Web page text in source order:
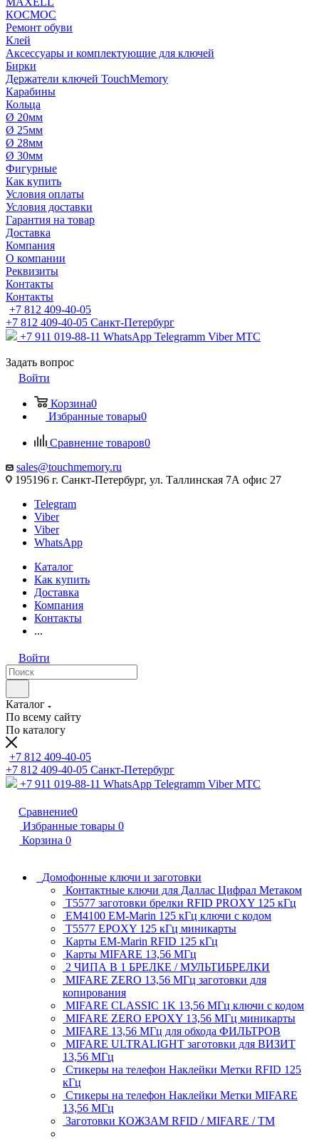
КОСМОС
Ремонт обуви
Клей
Аксессуары и комплектующие для ключей
Бирки
Держатели ключей TouchMemory
Карабины
Кольца
Ø 20мм
Ø 25мм
Ø 28мм
Ø 30мм
Фигурные
Как купить
Условия оплаты
Условия доставки
Гарантия на товар
Доставка
Компания
О компании
Реквизиты
Контакты
Контакты
+7 812 409-40-05
+7 812 409-40-05 Санĸт-Петербург
+7 911 019-88-11 WhatsApp Telegramm Viber МТС
Задать вопрос
Войти
Корзина0
Избранные товары0
Сравнение товаров0
sales@touchmemory.ru
195196 г. Санкт-Петербург, ул. Таллинская 7А офис 27
Telegram
Viber
Viber
WhatsApp
Каталог
Как купить
Доставка
Компания
Контакты
...
Войти
Каталог
По всему сайту
По каталогу
+7 812 409-40-05
+7 812 409-40-05 Санĸт-Петербург
+7 911 019-88-11 WhatsApp Telegramm Viber МТС
Сравнение0
Избранные товары 0
Корзина 0
Домофонные ключи и заготовки
Контактные ключи для Даллас Цифрал Метаком
T5577 заготовки брелки RFID PROXY 125 кГц
EM4100 EM-Marin 125 кГц ключи с кодом
T5577 EPOXY 125 кГц миникарты
Карты EM-Marin RFID 125 кГц
Карты MIFARE 13,56 МГц
2 ЧИПА В 1 БРЕЛКЕ / МУЛЬТИБРЕЛКИ
MIFARE ZERO 13,56 МГц заготовки для
копирования
MIFARE CLASSIC 1K 13,56 МГц ключи с кодом
MIFARE ZERO EPOXY 13,56 МГц миникарты
MIFARE 13,56 МГц для обхода ФИЛЬТРОВ
MIFARE ULTRALIGHT заготовки для ВИЗИТ
13,56 МГц
Стикеры на телефон Наклейки Метки RFID 125
кГц
Стикеры на телефон Наклейки Метки MIFARE
13,56 МГц
Заготовки КОЖЗАМ RFID / MIFARE / TM